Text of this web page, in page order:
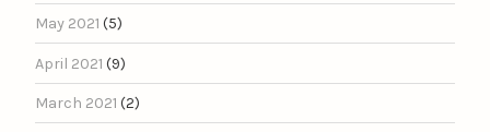
May 2021 (5)
April 2021 (9)
March 2021 (2)